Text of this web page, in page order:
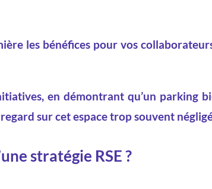
les bénéfices pour vos
en démontrant qu’un parking
sur cet espace trop souvent
stratégie RSE ?